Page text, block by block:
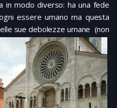
in modo diverso: ha una fede
essere umano ma questa
sue debolezze umane (non